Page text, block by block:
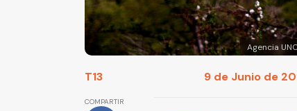
Agencia
T13 9 de Junio de
COMPARTIR